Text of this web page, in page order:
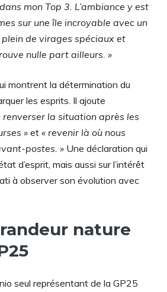
mon Top 3. L’ambiance y est
sur une île incroyable avec un
de virages spéciaux et
nulle part ailleurs. »
montrent la détermination du
les esprits. Il ajoute
renverser la situation après les
» et « revenir là où nous
postes. » Une déclaration qui
d’esprit, mais aussi sur l’intérêt
à observer son évolution avec
nature
seul représentant de la GP25